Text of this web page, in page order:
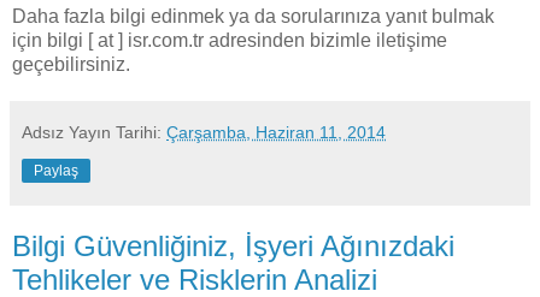
Daha fazla bilgi edinmek ya da sorularınıza yanıt bulmak
için bilgi [ at ] isr.com.tr adresinden bizimle iletişime
geçebilirsiniz.
Adsız Yayın Tarihi: Çarşamba, Haziran 11, 2014
Paylaş
Bilgi Güvenliğiniz, İşyeri Ağınızdaki
Tehlikeler ve Risklerin Analizi